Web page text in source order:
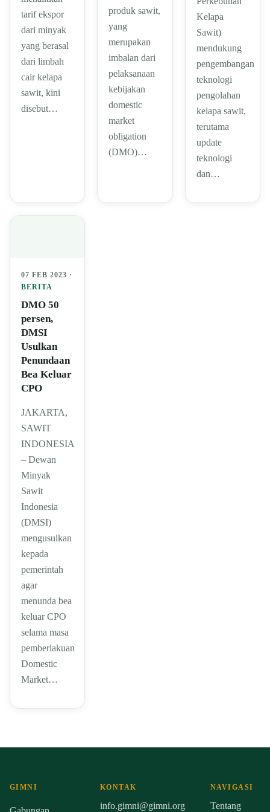
tarif ekspor
dari minyak
yang berasal
dari limbah
cair kelapa
sawit, kini
disebut…
produk sawit,
yang
merupakan
imbalan dari
pelaksanaan
kebijakan
domestic
market
obligation
(DMO)…
Kelapa
Sawit)
mendukung
pengembangan
teknologi
pengolahan
kelapa sawit,
terutama
update
teknologi
dan…
07 FEB 2023 ·
BERITA
DMO 50
persen,
DMSI
Usulkan
Penundaan
Bea Keluar
CPO
JAKARTA,
SAWIT
INDONESIA
– Dewan
Minyak
Sawit
Indonesia
(DMSI)
mengusulkan
kepada
pemerintah
agar
menunda bea
keluar CPO
selama masa
pemberlakuan
Domestic
Market…
GIMNI KONTAK
info.gimni@gimni.org
NAVIGASI
Tentang